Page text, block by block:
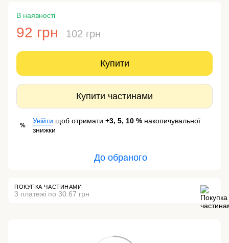
В наявності
92 грн 102 грн
Купити
Купити частинами
%
Увійти щоб отримати +3, 5, 10 % накопичувальної
знижки
До обраного
ПОКУПКА ЧАСТИНАМИ
3 платежі по 30.67 грн